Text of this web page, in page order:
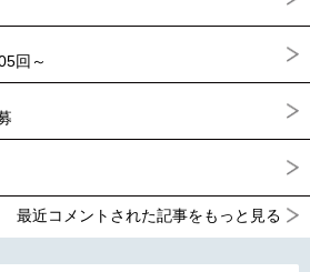
回～
最近コメントされた記事をもっと見る